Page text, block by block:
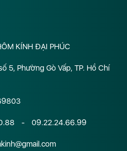
KÍNH ĐẠI PHÚC
5, Phường Gò Vấp, TP. Hồ Chí
- 09.22.24.66.99